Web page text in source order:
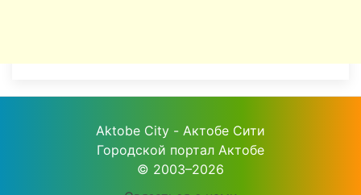
Aktobe City - Актобе Сити
Городской портал Актобе
© 2003–2026